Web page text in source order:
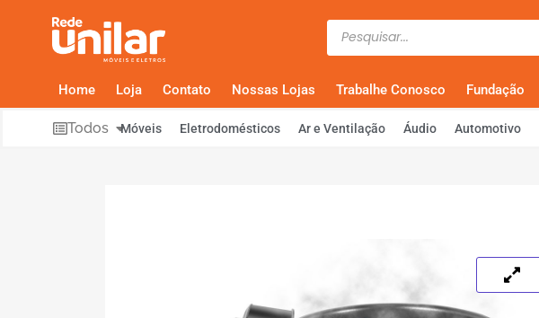
Home Loja Contato Nossas Lojas Trabalhe Conosco Fundação
Todos Móveis Eletrodomésticos Ar e Ventilação Áudio Automotivo